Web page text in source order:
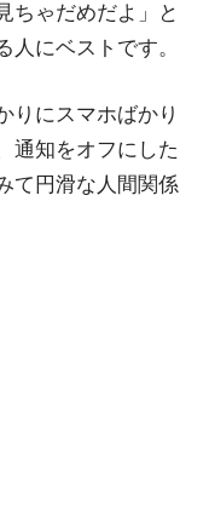
ちゃだめだよ」と
にベストです。
りにスマホばかり
通知をオフにした
て円滑な人間関係